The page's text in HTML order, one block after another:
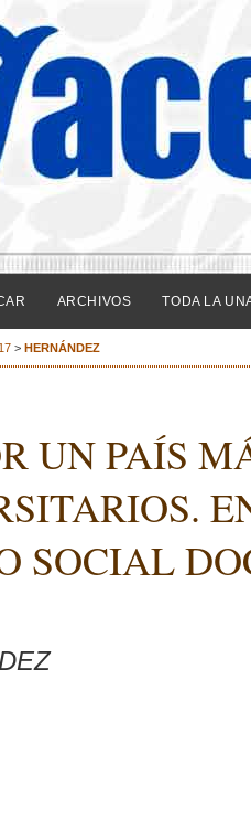
ARCHIVOS TODA LA
> HERNÁNDEZ
UN PAÍS
SOCIAL